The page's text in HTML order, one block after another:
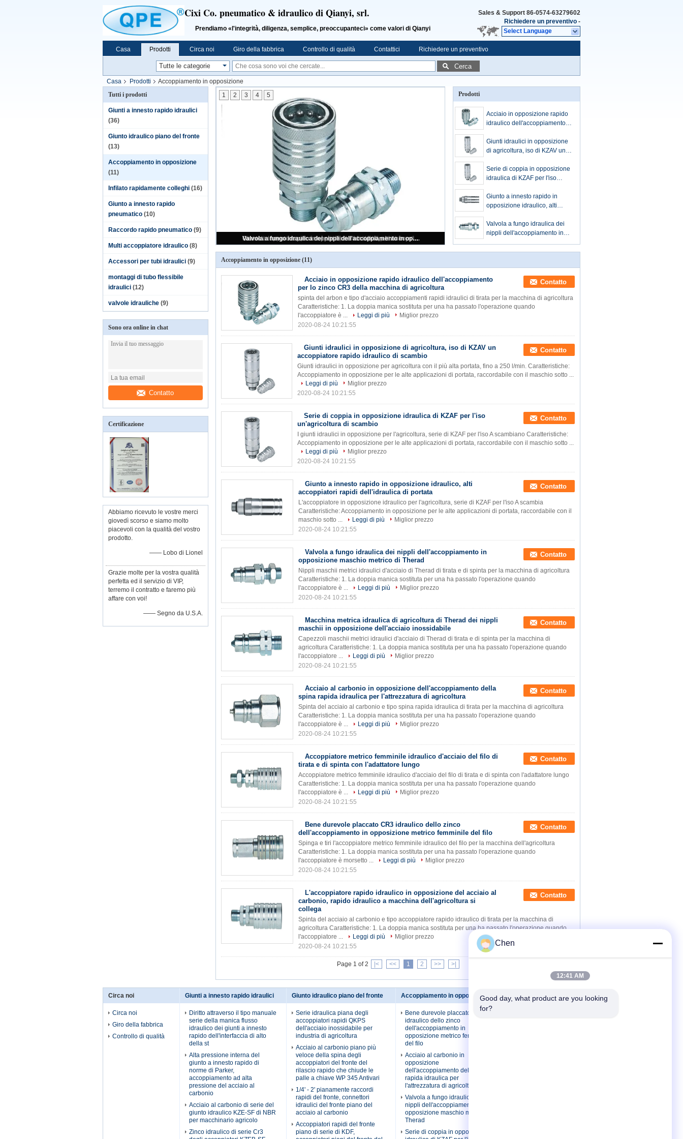
Cixi Co. pneumatico & idraulico di Qianyi, srl.
Prendiamo «l'integrità, diligenza, semplice, preoccupanteci» come valori di Qianyi
Sales & Support 86-0574-63279602
Richiedere un preventivo -
Select Language
Casa Prodotti Circa noi Giro della fabbrica Controllo di qualità Contattici Richiedere un preventivo
Cerca
Casa Prodotti
Accoppiamento in opposizione
Tutti i prodotti
Giunti a innesto rapido idraulici
(36)
Giunto idraulico piano del fronte
(13)
Accoppiamento in opposizione
(11)
Infilato rapidamente colleghi (16)
Giunto a innesto rapido
pneumatico (10)
Raccordo rapido pneumatico (9)
Multi accoppiatore idraulico (8)
Accessori per tubi idraulici (9)
montaggi di tubo flessibile
idraulici (12)
valvole idrauliche (9)
Sono ora online in chat
Contatto
Certificazione
Abbiamo ricevuto le vostre merci
giovedì scorso e siamo molto
piacevoli con la qualità del vostro
prodotto.
—— Lobo di Lionel
Grazie molte per la vostra qualità
perfetta ed il servizio di VIP,
terremo il contratto e faremo più
affare con voi!
—— Segno da U.S.A.
Acciaio in opposizione rapido idraulico dell'accoppiamento per lo zinco CR3 della macchina di agricoltura
1 2 3 4 5 Prodotti
Acciaio in opposizione rapido
idraulico dell'accoppiamento
macchina di agricoltura
Giunti idraulici in opposizione
di agricoltura, iso di KZAV un
di scambio
Serie di coppia in opposizione
idraulica di KZAF per l'iso
Giunto a innesto rapido in
opposizione idraulico, alti
dell'idraulica di portata
Valvola a fungo idraulica dei
nippli dell'accoppiamento in
di Therad
Accoppiamento in opposizione (11)
Acciaio in opposizione rapido idraulico dell'accoppiamento
per lo zinco CR3 della macchina di agricoltura
Contatto
spinta del arbon e tipo d'acciaio accoppiamenti rapidi idraulici di tirata per la macchina di agricoltura
Caratteristiche: 1. La doppia manica sostituta per una ha passato l'operazione quando
l'accoppiatore è ...
Leggi di più
Miglior prezzo
2020-08-24 10:21:55
Giunti idraulici in opposizione di agricoltura, iso di KZAV un
accoppiatore rapido idraulico di scambio
Contatto
Giunti idraulici in opposizione per agricoltura con il più alta portata, fino a 250 l/min. Caratteristiche:
Accoppiamento in opposizione per le alte applicazioni di portata, raccordabile con il maschio sotto ...
Leggi di più
Miglior prezzo
2020-08-24 10:21:55
Serie di coppia in opposizione idraulica di KZAF per l'iso
un'agricoltura di scambio
Contatto
I giunti idraulici in opposizione per l'agricoltura, serie di KZAF per l'iso A scambiano Caratteristiche:
Accoppiamento in opposizione per le alte applicazioni di portata, raccordabile con il maschio sotto ...
Leggi di più
Miglior prezzo
2020-08-24 10:21:55
Giunto a innesto rapido in opposizione idraulico, alti
accoppiatori rapidi dell'idraulica di portata
Contatto
L'accoppiatore in opposizione idraulico per l'agricoltura, serie di KZAF per l'iso A scambia
Caratteristiche: Accoppiamento in opposizione per le alte applicazioni di portata, raccordabile con il
maschio sotto ...
Leggi di più
Miglior prezzo
2020-08-24 10:21:55
Valvola a fungo idraulica dei nippli dell'accoppiamento in
opposizione maschio metrico di Therad
Contatto
Nippli maschii metrici idraulici d'acciaio di Therad di tirata e di spinta per la macchina di agricoltura
Caratteristiche: 1. La doppia manica sostituta per una ha passato l'operazione quando
l'accoppiatore è ...
Leggi di più
Miglior prezzo
2020-08-24 10:21:55
Macchina metrica idraulica di agricoltura di Therad dei nippli
maschii in opposizione dell'acciaio inossidabile
Contatto
Capezzoli maschii metrici idraulici d'acciaio di Therad di tirata e di spinta per la macchina di
agricoltura Caratteristiche: 1. La doppia manica sostituta per una ha passato l'operazione quando
l'accoppiatore ...
Leggi di più
Miglior prezzo
2020-08-24 10:21:55
Acciaio al carbonio in opposizione dell'accoppiamento della
spina rapida idraulica per l'attrezzatura di agricoltura
Contatto
Spinta del acciaio al carbonio e tipo spina rapida idraulica di tirata per la macchina di agricoltura
Caratteristiche: 1. La doppia manica sostituta per una ha passato l'operazione quando
l'accoppiatore è ...
Leggi di più
Miglior prezzo
2020-08-24 10:21:55
Accoppiatore metrico femminile idraulico d'acciaio del filo di
tirata e di spinta con l'adattatore lungo
Contatto
Accoppiatore metrico femminile idraulico d'acciaio del filo di tirata e di spinta con l'adattatore lungo
Caratteristiche: 1. La doppia manica sostituta per una ha passato l'operazione quando
l'accoppiatore è ...
Leggi di più
Miglior prezzo
2020-08-24 10:21:55
Bene durevole placcato CR3 idraulico dello zinco
dell'accoppiamento in opposizione metrico femminile del filo
Contatto
Spinga e tiri l'accoppiatore metrico femminile idraulico del filo per la macchina dell'agricoltura
Caratteristiche: 1. La doppia manica sostituta per una ha passato l'operazione quando
l'accoppiatore è morsetto ...
Leggi di più
Miglior prezzo
2020-08-24 10:21:55
L'accoppiatore rapido idraulico in opposizione del acciaio al
carbonio, rapido idraulico a macchina dell'agricoltura si
collega
Contatto
Spinta del acciaio al carbonio e tipo accoppiatore rapido idraulico di tirata per la macchina di
agricoltura Caratteristiche: 1. La doppia manica sostituta per una ha passato l'operazione quando
l'accoppiatore ...
Leggi di più
Miglior prezzo
2020-08-24 10:21:55
Page 1 of 2 |< << 1 2 >> >|
Circa noi
Circa noi
Giro della fabbrica
Controllo di qualità
Giunti a innesto rapido idraulici
Diritto attraverso il tipo manuale
serie della manica flusso
idraulico dei giunti a innesto
rapido dell'interfaccia di alto
della st
Alta pressione interna del
giunto a innesto rapido di
norme di Parker,
accoppiamento ad alta
pressione del acciaio al
carbonio
Acciaio al carbonio di serie del
giunto idraulico KZE-SF di NBR
per macchinario agricolo
Zinco idraulico di serie Cr3
Giunto idraulico piano del fronte
Serie idraulica piana degli
accoppiatori rapidi QKPS
dell'acciaio inossidabile per
industria di agricoltura
Acciaio al carbonio piano più
veloce della spina degli
accoppiatori del fronte del
rilascio rapido che chiude le
palle a chiave WP 345 Antivari
1/4' - 2' pianamente raccordi
rapidi del fronte, connettori
idraulici del fronte piano del
acciaio al carbonio
Accoppiatori rapidi del fronte
piano di serie di KDF,
Accoppiamento in opposizione
Bene durevole placcato CR3
idraulico dello zinco
dell'accoppiamento in
opposizione metrico femminile
del filo
Acciaio al carbonio in
opposizione
dell'accoppiamento della spina
rapida idraulica per
l'attrezzatura di agricoltura
Valvola a fungo idraulica dei
nippli dell'accoppiamento in
opposizione maschio metrico di
Therad
Serie di coppia in opposizione
Contattici
Chen
12:41 AM
Good day, what product are you looking
for?